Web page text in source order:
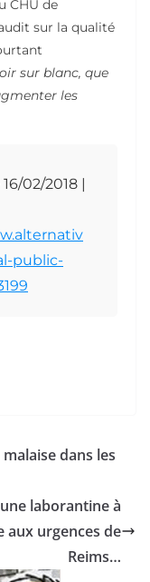
CHU de
sur la qualité
sur blanc, que
les
02/2018 |
public-
dans les
laborantine à
aux urgences de
Reims…